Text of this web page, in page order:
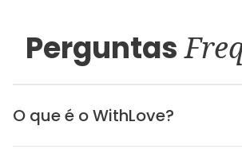
Perguntas
O que é o WithLove?